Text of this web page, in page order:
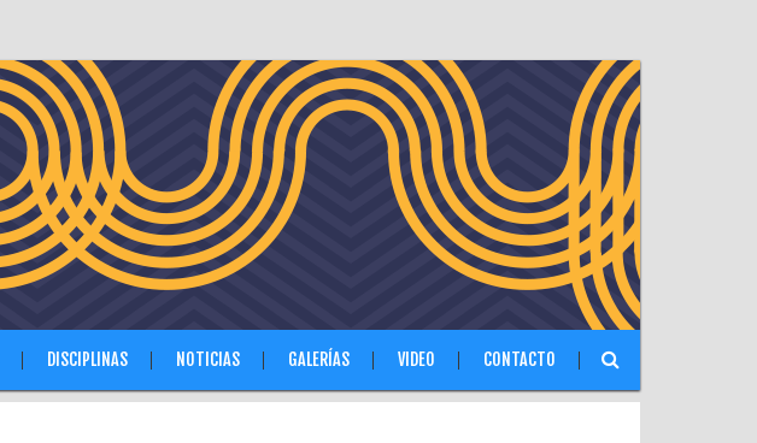
DISCIPLINAS NOTICIAS GALERÍAS VIDEO CONTACTO